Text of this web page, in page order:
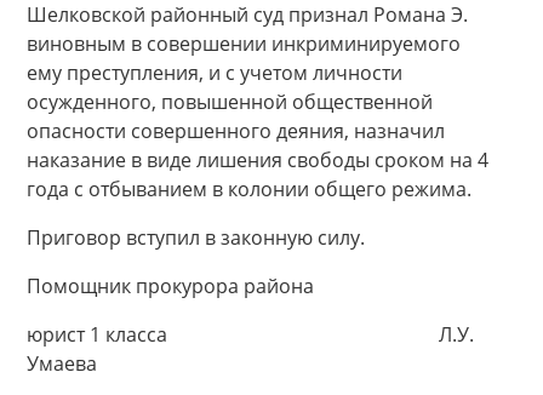
Шелковской районный суд признал Романа Э.
виновным в совершении инкриминируемого
ему преступления, и с учетом личности
осужденного, повышенной общественной
опасности совершенного деяния, назначил
наказание в виде лишения свободы сроком на 4
года с отбыванием в колонии общего режима.
Приговор вступил в законную силу.
Помощник прокурора района
юрист 1 класса Л.У.
Умаева